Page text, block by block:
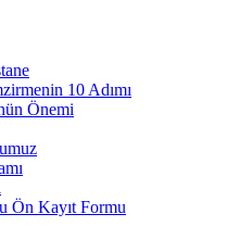
10 Adımı
Önemi
Ön Kayıt Formu